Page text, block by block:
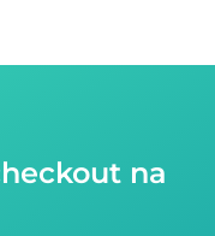
na